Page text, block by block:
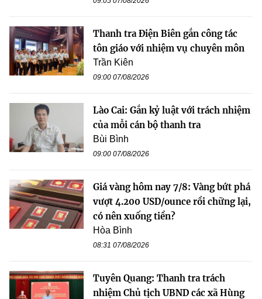
Thanh tra Điện Biên gắn công tác
tôn giáo với nhiệm vụ chuyên môn
Trần Kiên
09:00 07/08/2026
Lào Cai: Gắn kỷ luật với trách nhiệm
của mỗi cán bộ thanh tra
Bùi Bình
09:00 07/08/2026
Giá vàng hôm nay 7/8: Vàng bứt phá
vượt 4.200 USD/ounce rồi chững lại,
có nên xuống tiền?
Hòa Bình
08:31 07/08/2026
Tuyên Quang: Thanh tra trách
nhiệm Chủ tịch UBND các xã Hùng